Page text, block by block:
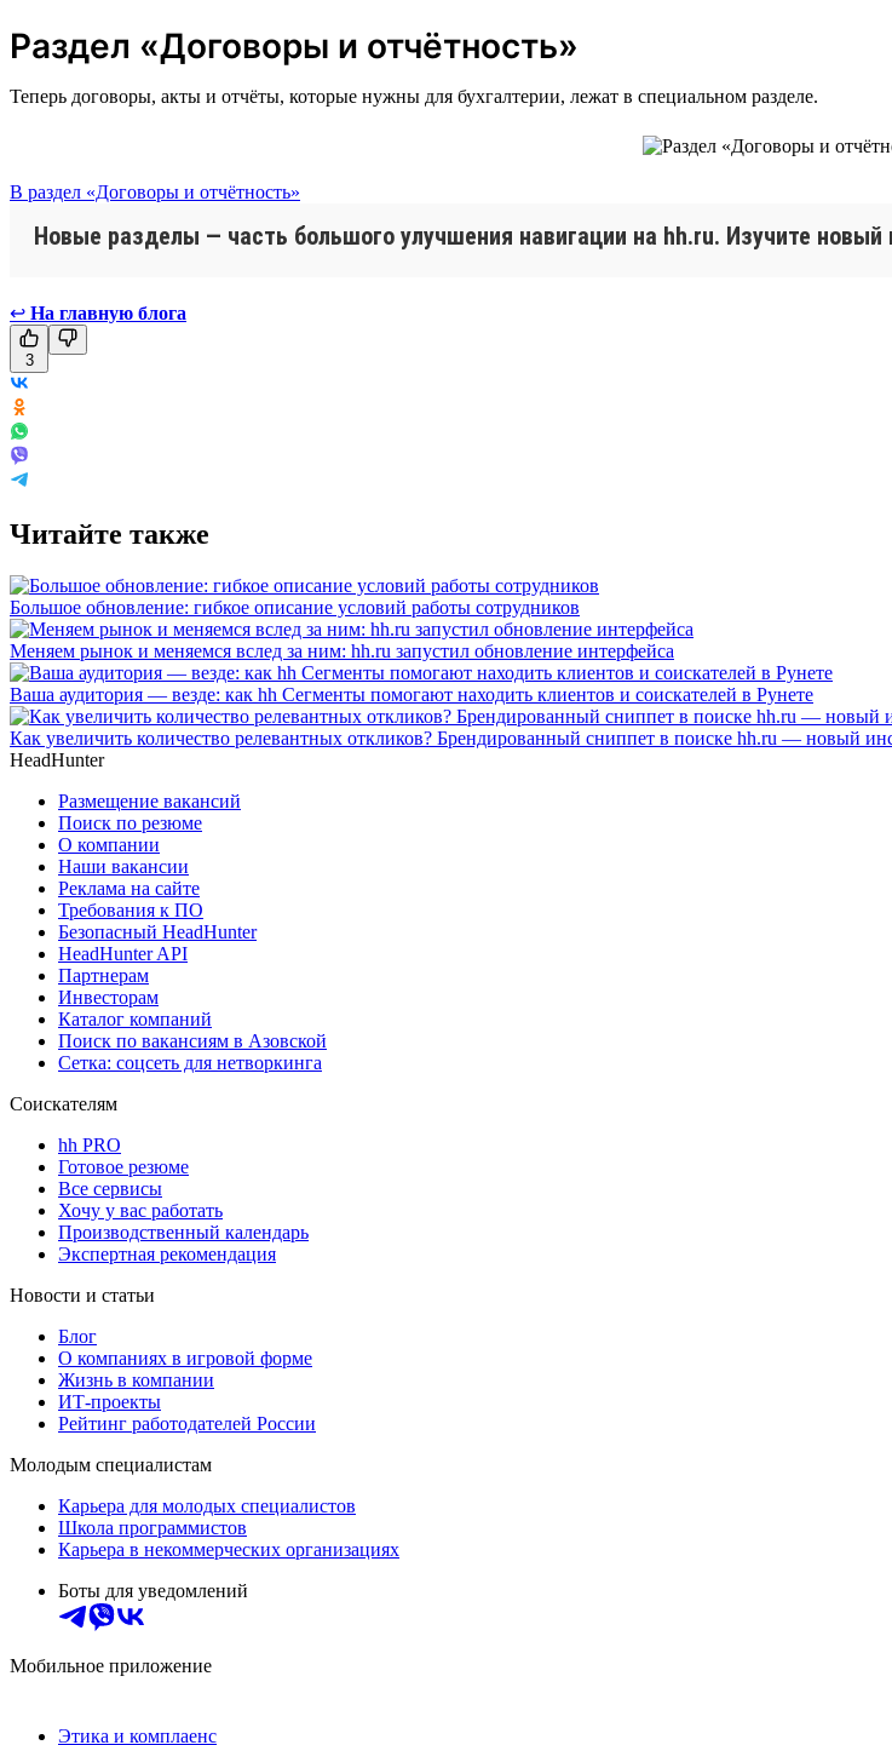
Раздел «Договоры и отчётность»
Теперь договоры, акты и отчёты, которые нужны для бухгалтерии, лежат в специальном разделе.
В раздел «Договоры и отчётность»
Новые разделы — часть большого улучшения навигации на hh.ru. Изучите новый
↩ На главную блога
3
Читайте также
Большое обновление: гибкое описание условий работы сотрудников
Меняем рынок и меняемся вслед за ним: hh.ru запустил обновление интерфейса
Ваша аудитория — везде: как hh Сегменты помогают находить клиентов и соискателей в Рунете
Как увеличить количество релевантных откликов? Брендированный сниппет в поиске hh.ru — новый
HeadHunter
Размещение вакансий
Поиск по резюме
О компании
Наши вакансии
Реклама на сайте
Требования к ПО
Безопасный HeadHunter
HeadHunter API
Партнерам
Инвесторам
Каталог компаний
Поиск по вакансиям в Азовской
Сетка: соцсеть для нетворкинга
Соискателям
hh PRO
Готовое резюме
Все сервисы
Хочу у вас работать
Производственный календарь
Экспертная рекомендация
Новости и статьи
Блог
О компаниях в игровой форме
Жизнь в компании
ИТ-проекты
Рейтинг работодателей России
Молодым специалистам
Карьера для молодых специалистов
Школа программистов
Карьера в некоммерческих организациях
Боты для уведомлений
Мобильное приложение
Этика и комплаенс